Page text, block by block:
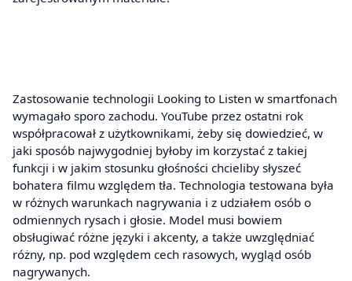
Zastosowanie technologii Looking to Listen w smartfonach
wymagało sporo zachodu. YouTube przez ostatni rok
współpracował z użytkownikami, żeby się dowiedzieć, w
jaki sposób najwygodniej byłoby im korzystać z takiej
funkcji i w jakim stosunku głośności chcieliby słyszeć
bohatera filmu względem tła. Technologia testowana była
w różnych warunkach nagrywania i z udziałem osób o
odmiennych rysach i głosie. Model musi bowiem
obsługiwać różne języki i akcenty, a także uwzględniać
różny, np. pod względem cech rasowych, wygląd osób
nagrywanych.